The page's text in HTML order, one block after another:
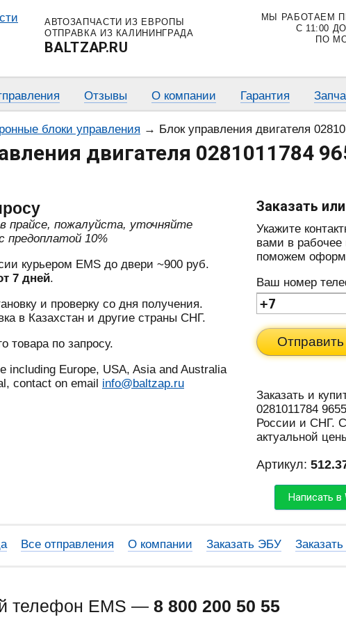
АВТОЗАПЧАСТИ ИЗ ЕВРОПЫ
ОТПРАВКА ИЗ КАЛИНИНГРАДА
BALTZAP.RU
МЫ РАБОТАЕМ
С 11:00
ПО
Отзывы О компании Гарантия
блоки управления → Блок управления двигателя
двигателя 0281011784
в прайсе, пожалуйста, уточняйте
предоплатой 10%
курьером EMS до двери ~900 руб.
7 дней.
и проверку со дня получения.
в Казахстан и другие страны СНГ.
товара по запросу.
including Europe, USA, Asia and Australia
contact on email info@baltzap.ru
Заказать
Укажите
вами в рабочее
поможем
Ваш номер
Заказать и
0281011784
России и СНГ.
актуальной
Артикул:
Написать в
Все отправления О компании Заказать ЭБУ
телефон EMS — 8 800 200 50 55